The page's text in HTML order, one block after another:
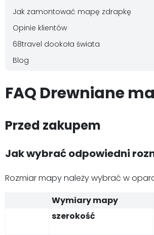
Jak zamontować mapę zdrapkę
Opinie klientów
68travel dookoła świata
Blog
FAQ Drewniane
Przed zakupem
Jak wybrać odpowiedni
Rozmiar mapy należy wybrać w
Wymiary mapy
szerokość